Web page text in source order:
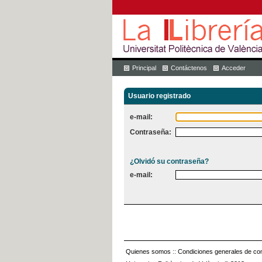
Principal Contáctenos Acceder
Usuario registrado
e-mail:
Contraseña:
¿Olvidó su contraseña?
e-mail:
Quienes somos :: Condiciones generales de